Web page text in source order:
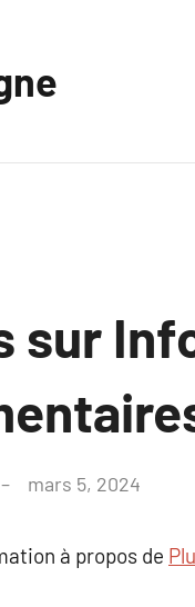
sur
mars 5, 2024
à propos de